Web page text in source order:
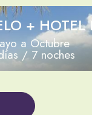
+ HOTEL
a Octubre
/ 7 noches